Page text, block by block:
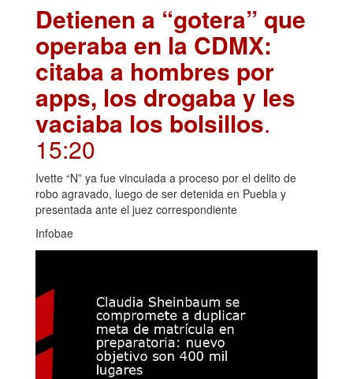
Detienen a “gotera” que
operaba en la CDMX:
citaba a hombres por
apps, los drogaba y les
vaciaba los bolsillos.
15:20
Ivette “N” ya fue vinculada a proceso por el delito de
robo agravado, luego de ser detenida en Puebla y
presentada ante el juez correspondiente
Infobae